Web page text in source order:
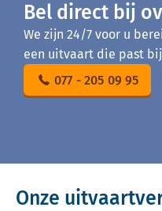
Bel direct bij
We zijn 24/7 voor u
een uitvaart die past
077 - 205 09 95
Onze